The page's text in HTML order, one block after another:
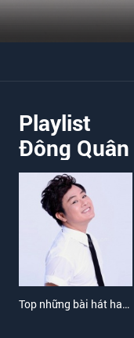
Playlist
Đông Quân
Top những bài hát hay nhất của Đông Quân